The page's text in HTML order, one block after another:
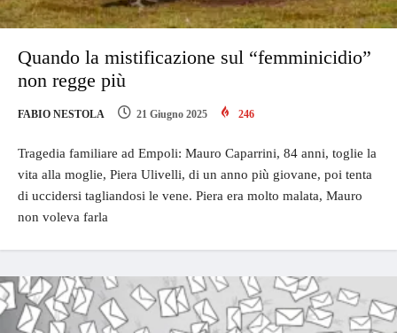
Quando la mistificazione sul “femminicidio”
non regge più
FABIO NESTOLA 21 Giugno 2025 246
Tragedia familiare ad Empoli: Mauro Caparrini, 84 anni, toglie la
vita alla moglie, Piera Ulivelli, di un anno più giovane, poi tenta
di uccidersi tagliandosi le vene. Piera era molto malata, Mauro
non voleva farla